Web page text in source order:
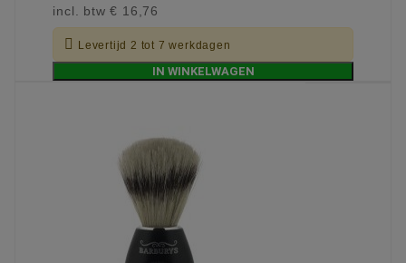
incl. btw€ 16,76
 Levertijd 2 tot 7 werkdagen
IN WINKELWAGEN